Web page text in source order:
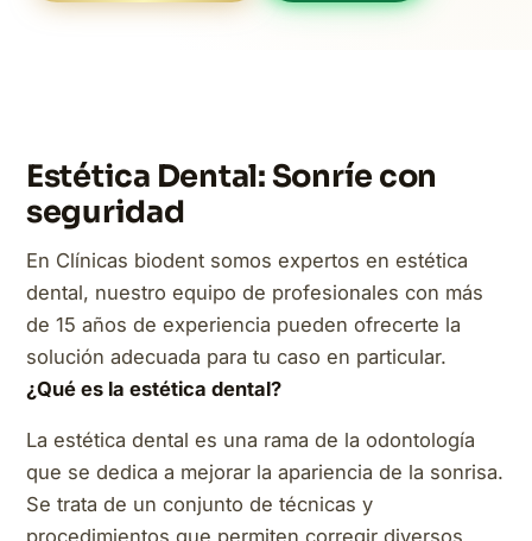
Estética Dental: Sonríe con
seguridad
En Clínicas biodent somos expertos en estética
dental, nuestro equipo de profesionales con más
de 15 años de experiencia pueden ofrecerte la
solución adecuada para tu caso en particular.
¿Qué es la estética dental?
La estética dental es una rama de la odontología
que se dedica a mejorar la apariencia de la sonrisa.
Se trata de un conjunto de técnicas y